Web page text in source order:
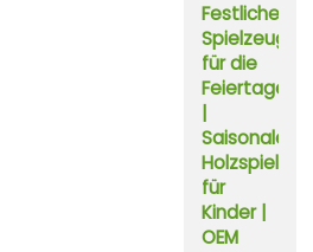
Festliches
Spielzeug
für die
Feiertage
Saisonales
für
Kinder |
OEM